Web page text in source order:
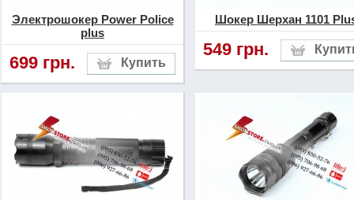
даты изготовления
Еслиэлектрошокеркласса
является оригиналом, то
присутствует описание
дизайна и мощностных
данной модели.
Электрошокер Power Police
plus
699 грн.
Шокер Шерхан 1101
549 грн.